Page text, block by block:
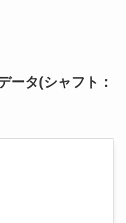
ータ(シャフト：